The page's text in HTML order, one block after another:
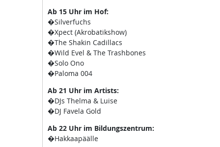
Ab 15 Uhr im Hof:
�Silverfuchs
�Xpect (Akrobatikshow)
�The Shakin Cadillacs
�Wild Evel & The Trashbones
�Solo Ono
�Paloma 004
Ab 21 Uhr im Artists:
�DJs Thelma & Luise
�DJ Favela Gold
Ab 22 Uhr im Bildungszentrum:
�Hakkaapäälle